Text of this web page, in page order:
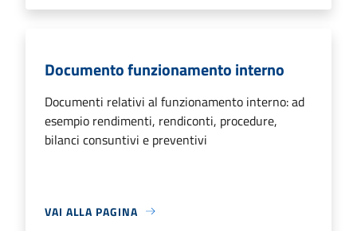
Documento funzionamento interno
Documenti relativi al funzionamento interno: ad
esempio rendimenti, rendiconti, procedure,
bilanci consuntivi e preventivi
VAI ALLA PAGINA